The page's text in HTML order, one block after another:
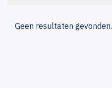
Geen resultaten gevonden.